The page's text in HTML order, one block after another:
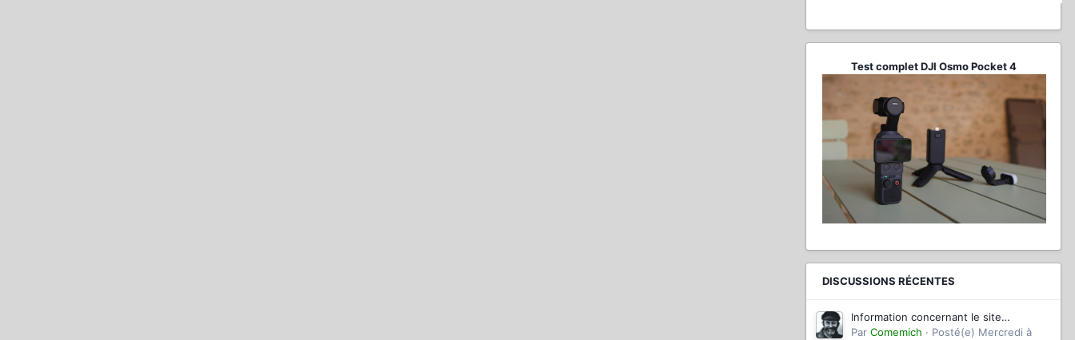
Test complet DJI Osmo Pocket 4
DISCUSSIONS RÉCENTES
Information concernant le site
magazinevideo
Par Comemich · Posté(e) Mercredi à